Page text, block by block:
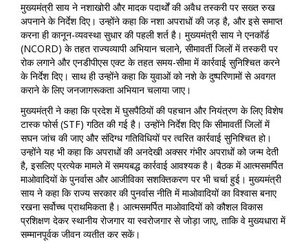
मुख्यमंत्री साय ने नशाखोरी और मादक पदार्थों की अवैध तस्करी पर सख्त रुख
अपनाने के निर्देश दिए। उन्होंने कहा कि नशा अपराधों की जड़ है, और इसे समाप्त
करना ही कानून-व्यवस्था सुधार की पहली शर्त है। मुख्यमंत्री साय ने एनकॉर्ड
(NCORD) के तहत राज्यव्यापी अभियान चलाने, सीमावर्ती जिलों में तस्करी पर
रोक लगाने और एनडीपीएस एक्ट के तहत समय-सीमा में कार्रवाई सुनिश्चित करने
के निर्देश दिए। साथ ही उन्होंने कहा कि युवाओं को नशे के दुष्परिणामों से अवगत
कराने के लिए जनजागरूकता अभियान चलाया जाए।
मुख्यमंत्री ने कहा कि प्रदेश में घुसपैठियों की पहचान और नियंत्रण के लिए विशेष
टास्क फोर्स (STF) गठित की गई है। उन्होंने निर्देश दिए कि सीमावर्ती जिलों में
सघन जांच की जाए और संदिग्ध गतिविधियों पर त्वरित कार्रवाई सुनिश्चित हो।
उन्होंने यह भी कहा कि अपराधों की अनदेखी अक्सर गंभीर अपराधों को जन्म देती
है, इसलिए प्रत्येक मामले में समयबद्ध कार्रवाई आवश्यक है। बैठक में आत्मसमर्पित
माओवादियों के पुनर्वास और आजीविका सशक्तिकरण पर भी चर्चा हुई। मुख्यमंत्री
साय ने कहा कि राज्य सरकार की पुनर्वास नीति में माओवादियों का विश्वास बनाए
रखना सर्वोच्च प्राथमिकता है। आत्मसमर्पित माओवादियों को कौशल विकास
प्रशिक्षण देकर स्थानीय रोजगार या स्वरोजगार से जोड़ा जाए, ताकि वे मुख्यधारा में
सम्मानपूर्वक जीवन व्यतीत कर सकें।